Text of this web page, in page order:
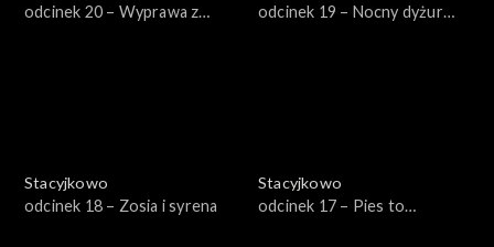
odcinek 20 – Wyprawa z
odcinek 19 – Nocny dyżur
Stacyjkowo
odcinek 18 – Zosia i syrena
Stacyjkowo
odcinek 17 – Pies to